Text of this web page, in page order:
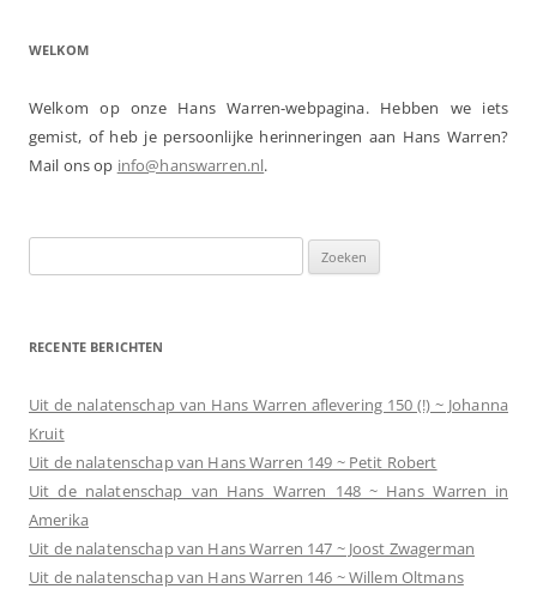
WELKOM
Welkom op onze Hans Warren-webpagina. Hebben we iets
gemist, of heb je persoonlijke herinneringen aan Hans Warren?
Mail ons op info@hanswarren.nl.
naar:
RECENTE BERICHTEN
Uit de nalatenschap van Hans Warren aflevering 150 (!) ~ Johanna
Kruit
Uit de nalatenschap van Hans Warren 149 ~ Petit Robert
Uit de nalatenschap van Hans Warren 148 ~ Hans Warren in
Amerika
Uit de nalatenschap van Hans Warren 147 ~ Joost Zwagerman
Uit de nalatenschap van Hans Warren 146 ~ Willem Oltmans